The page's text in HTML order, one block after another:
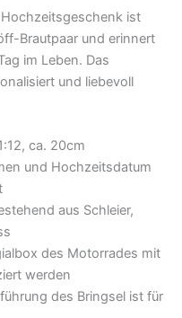
ist
Brautpaar und erinnert
im Leben. Das
und liebevoll
ca. 20cm
und Hochzeitsdatum
aus Schleier,
des Motorrades mit
werden
des Bringsel ist für